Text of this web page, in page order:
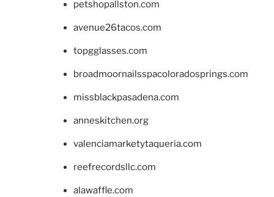
petshopallston.com
avenue26tacos.com
topgglasses.com
broadmoornailsspacoloradosprings.com
missblackpasadena.com
anneskitchen.org
valenciamarketytaqueria.com
reefrecordsllc.com
alawaffle.com